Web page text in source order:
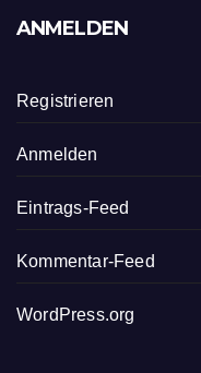
ANMELDEN
Registrieren
Anmelden
Eintrags-Feed
Kommentar-Feed
WordPress.org